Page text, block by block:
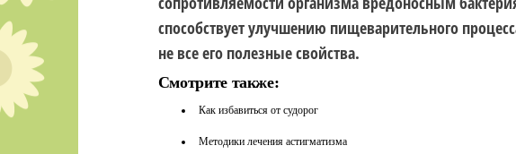
способствует улучшению пищеварительного
не все его полезные свойства.
Смотрите также:
Как избавиться от судорог
Методики лечения астигматизма